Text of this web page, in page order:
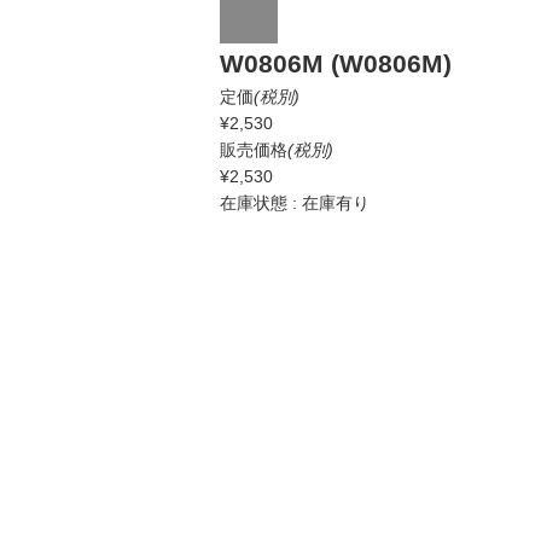
W0806M (W0806M)
定価(税別)
¥2,530
販売価格(税別)
¥2,530
在庫状態 : 在庫有り